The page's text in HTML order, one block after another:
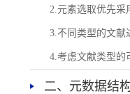
2.元素选取优先采
3.不同类型的文献
4.考虑文献类型的
二、元数据结